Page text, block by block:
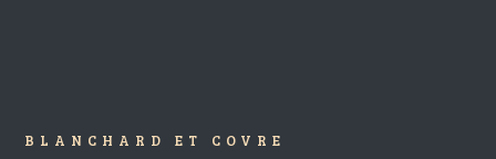
BLANCHARD ET COVRE